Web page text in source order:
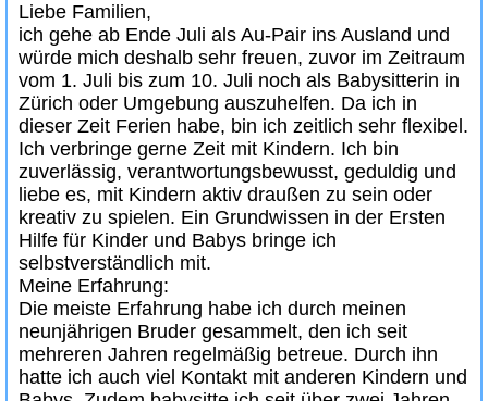
Liebe Familien,
ich gehe ab Ende Juli als Au-Pair ins Ausland und
würde mich deshalb sehr freuen, zuvor im Zeitraum
vom 1. Juli bis zum 10. Juli noch als Babysitterin in
Zürich oder Umgebung auszuhelfen. Da ich in
dieser Zeit Ferien habe, bin ich zeitlich sehr flexibel.
Ich verbringe gerne Zeit mit Kindern. Ich bin
zuverlässig, verantwortungsbewusst, geduldig und
liebe es, mit Kindern aktiv draußen zu sein oder
kreativ zu spielen. Ein Grundwissen in der Ersten
Hilfe für Kinder und Babys bringe ich
selbstverständlich mit.
Meine Erfahrung:
Die meiste Erfahrung habe ich durch meinen
neunjährigen Bruder gesammelt, den ich seit
mehreren Jahren regelmäßig betreue. Durch ihn
hatte ich auch viel Kontakt mit anderen Kindern und